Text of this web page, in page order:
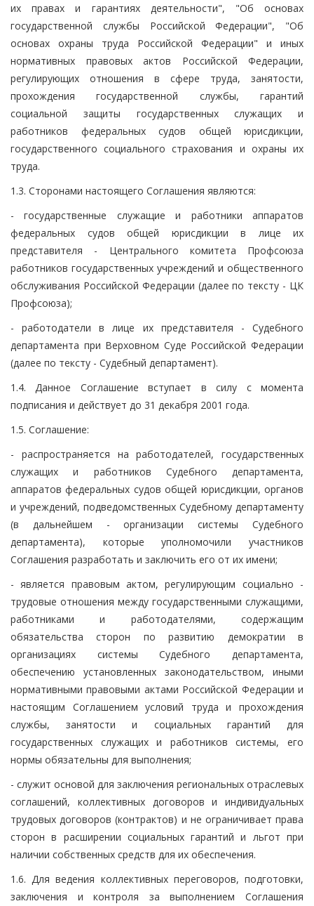
их правах и гарантиях деятельности", "Об основах
государственной службы Российской Федерации", "Об
основах охраны труда Российской Федерации" и иных
нормативных правовых актов Российской Федерации,
регулирующих отношения в сфере труда, занятости,
прохождения государственной службы, гарантий
социальной защиты государственных служащих и
работников федеральных судов общей юрисдикции,
государственного социального страхования и охраны их
труда.
1.3. Сторонами настоящего Соглашения являются:
- государственные служащие и работники аппаратов
федеральных судов общей юрисдикции в лице их
представителя - Центрального комитета Профсоюза
работников государственных учреждений и общественного
обслуживания Российской Федерации (далее по тексту - ЦК
Профсоюза);
- работодатели в лице их представителя - Судебного
департамента при Верховном Суде Российской Федерации
(далее по тексту - Судебный департамент).
1.4. Данное Соглашение вступает в силу с момента
подписания и действует до 31 декабря 2001 года.
1.5. Соглашение:
- распространяется на работодателей, государственных
служащих и работников Судебного департамента,
аппаратов федеральных судов общей юрисдикции, органов
и учреждений, подведомственных Судебному департаменту
(в дальнейшем - организации системы Судебного
департамента), которые уполномочили участников
Соглашения разработать и заключить его от их имени;
- является правовым актом, регулирующим социально -
трудовые отношения между государственными служащими,
работниками и работодателями, содержащим
обязательства сторон по развитию демократии в
организациях системы Судебного департамента,
обеспечению установленных законодательством, иными
нормативными правовыми актами Российской Федерации и
настоящим Соглашением условий труда и прохождения
службы, занятости и социальных гарантий для
государственных служащих и работников системы, его
нормы обязательны для выполнения;
- служит основой для заключения региональных отраслевых
соглашений, коллективных договоров и индивидуальных
трудовых договоров (контрактов) и не ограничивает права
сторон в расширении социальных гарантий и льгот при
наличии собственных средств для их обеспечения.
1.6. Для ведения коллективных переговоров, подготовки,
заключения и контроля за выполнением Соглашения